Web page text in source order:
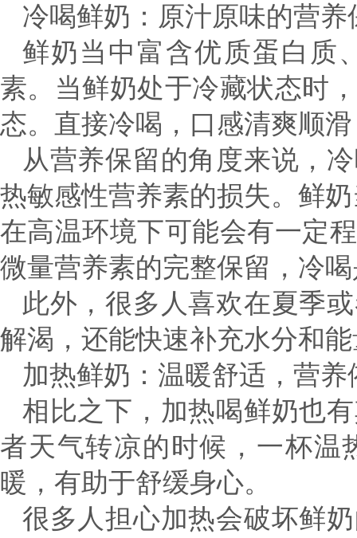
冷喝鲜奶：原汁原味的营养
鲜奶当中富含优质蛋白质
素。当鲜奶处于冷藏状态时
态。直接冷喝，口感清爽顺
从营养保留的角度来说，
热敏感性营养素的损失。鲜
在高温环境下可能会有一定
微量营养素的完整保留，冷
此外，很多人喜欢在夏季
解渴，还能快速补充水分和
加热鲜奶：温暖舒适，营养
相比之下，加热喝鲜奶也
者天气转凉的时候，一杯温
暖，有助于舒缓身心。
很多人担心加热会破坏鲜